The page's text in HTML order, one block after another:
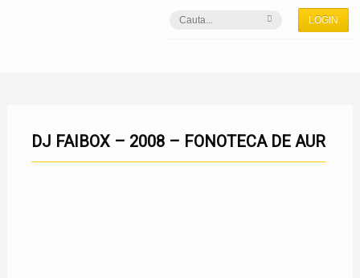
LOGIN
DJ FAIBOX – 2008 – FONOTECA DE AUR